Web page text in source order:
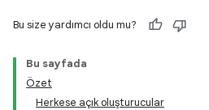
Bu size yardımcı oldu mu?
Bu sayfada
Özet
Herkese açık oluşturucular